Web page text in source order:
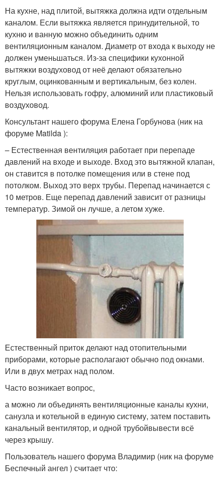
На кухне, над плитой, вытяжка должна идти отдельным
каналом. Если вытяжка является принудительной, то
кухню и ванную можно объединить одним
вентиляционным каналом. Диаметр от входа к выходу не
должен уменьшаться. Из-за специфики кухонной
вытяжки воздуховод от неё делают обязательно
круглым, оцинкованным и вертикальным, без колен.
Нельзя использовать гофру, алюминий или пластиковый
воздуховод.
Консультант нашего форума Елена Горбунова (ник на
форуме Matilda ):
– Естественная вентиляция работает при перепаде
давлений на входе и выходе. Вход это вытяжной клапан,
он ставится в потолке помещения или в стене под
потолком. Выход это верх трубы. Перепад начинается с
10 метров. Еще перепад давлений зависит от разницы
температур. Зимой он лучше, а летом хуже.
Естественный приток делают над отопительными
приборами, которые располагают обычно под окнами.
Или в двух метрах над полом.
Часто возникает вопрос,
а можно ли объединять вентиляционные каналы кухни,
санузла и котельной в единую систему, затем поставить
канальный вентилятор, и одной трубойвывести всё
через крышу.
Пользователь нашего форума Владимир (ник на форуме
Беспечный ангел ) считает что: